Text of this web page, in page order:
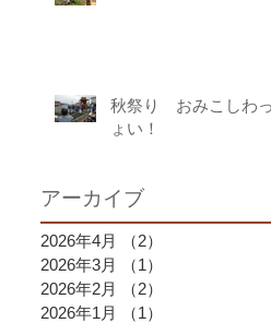
秋祭り おみこしわっ
ょい！
アーカイブ
2026年4月 （2）
2026年3月
（1）
2026年2月
（2）
2026年1月
（1）